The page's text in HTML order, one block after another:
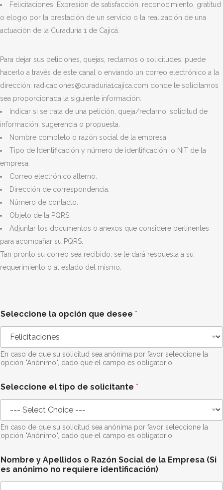
Felicitaciones: Expresión de satisfacción, reconocimiento, gratitud
o elogio por la prestación de un servicio o la realización de una
actuación de la Curaduría 1 de Cajicá.
Para dejar sus peticiones, quejas, reclamos o solicitudes, puede
hacerlo a través de este canal o enviando un correo electrónico a la
dirección: radicaciones@curaduria1cajica.com donde le solicitamos
sea proporcionada la siguiente información:
Indicar si se trata de una petición, queja/reclamo, solicitud de
información, sugerencia o propuesta.
Nombre completo o razón social de la empresa.
Tipo de Identificación y número de identificación, o NIT de la
empresa.
Correo electrónico alterno.
Dirección de correspondencia.
Número de contacto.
Objeto de la PQRS.
Adjuntar los documentos o anexos que considere pertinentes
para acompañar su PQRS.
Tan pronto su correo sea recibido, se le dará respuesta a su
requerimiento o al estado del mismo.
Seleccione la opción que desee *
En caso de que su solicitud sea anónima por favor seleccione la
opción "Anónimo", dado que el campo es obligatorio
Seleccione el tipo de solicitante *
En caso de que su solicitud sea anónima por favor seleccione la
opción "Anónimo", dado que el campo es obligatorio
Nombre y Apellidos o Razón Social de la Empresa (Si
es anónimo no requiere identificación)